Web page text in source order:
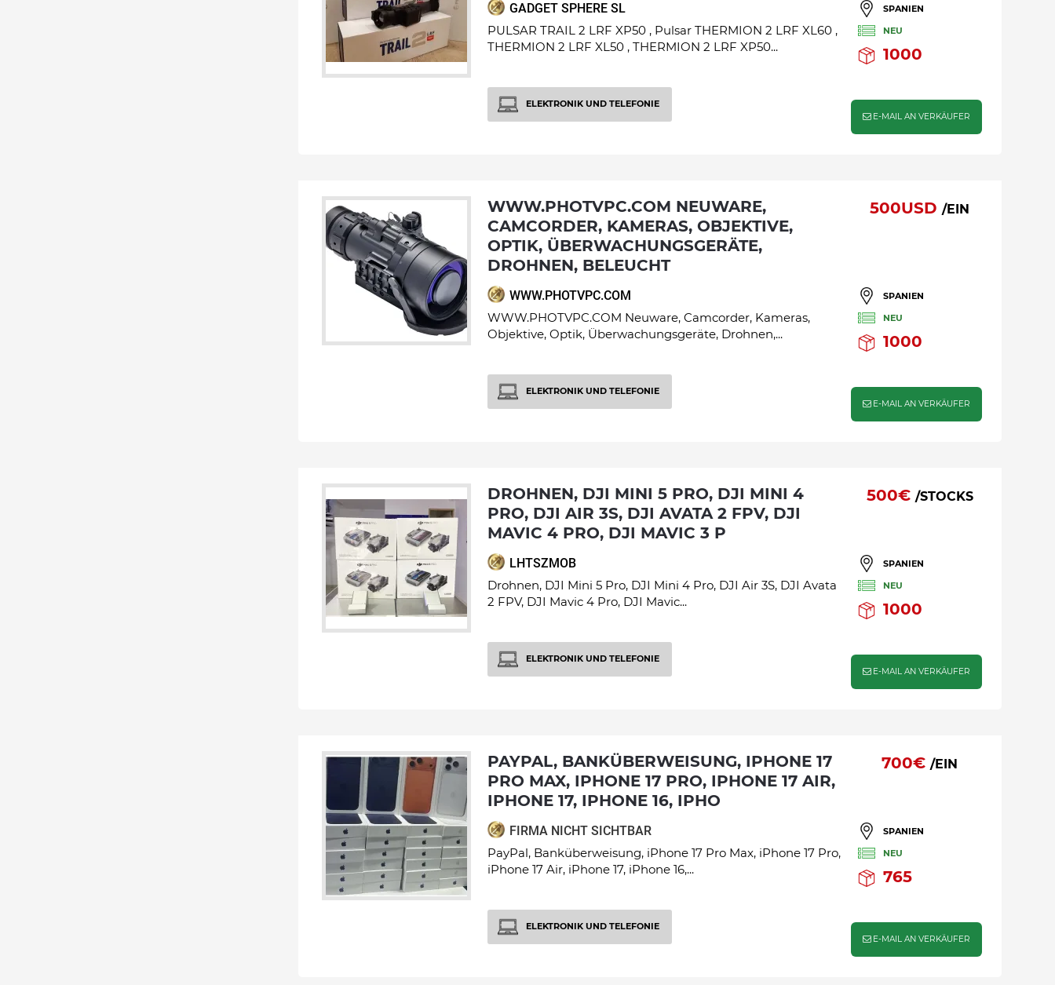
GADGET SPHERE SL
PULSAR TRAIL 2 LRF XP50 , Pulsar THERMION 2 LRF XL60 ,
THERMION 2 LRF XL50 , THERMION 2 LRF XP50...
SPANIEN
NEU
1000
ELEKTRONIK UND TELEFONIE
E-MAIL AN VERKÄUFER
WWW.PHOTVPC.COM NEUWARE,
CAMCORDER, KAMERAS, OBJEKTIVE,
OPTIK, ÜBERWACHUNGSGERÄTE,
DROHNEN, BELEUCHT
500USD/EIN
WWW.PHOTVPC.COM
WWW.PHOTVPC.COM Neuware, Camcorder, Kameras,
Objektive, Optik, Überwachungsgeräte, Drohnen,...
SPANIEN
NEU
1000
ELEKTRONIK UND TELEFONIE
E-MAIL AN VERKÄUFER
DROHNEN, DJI MINI 5 PRO, DJI MINI 4
PRO, DJI AIR 3S, DJI AVATA 2 FPV, DJI
MAVIC 4 PRO, DJI MAVIC 3 P
500€ /STOCKS
LHTSZMOB
Drohnen, DJI Mini 5 Pro, DJI Mini 4 Pro, DJI Air 3S, DJI Avata
2 FPV, DJI Mavic 4 Pro, DJI Mavic...
SPANIEN
NEU
1000
ELEKTRONIK UND TELEFONIE
E-MAIL AN VERKÄUFER
PAYPAL, BANKÜBERWEISUNG, IPHONE 17
PRO MAX, IPHONE 17 PRO, IPHONE 17 AIR,
IPHONE 17, IPHONE 16, IPHO
700€/EIN
FIRMA NICHT SICHTBAR
PayPal, Banküberweisung, iPhone 17 Pro Max, iPhone 17 Pro,
iPhone 17 Air, iPhone 17, iPhone 16,...
SPANIEN
NEU
765
ELEKTRONIK UND TELEFONIE
E-MAIL AN VERKÄUFER